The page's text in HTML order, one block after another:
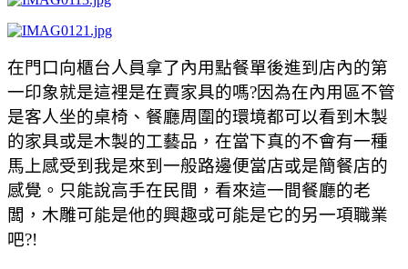
在門口向櫃台人員拿了內用點餐單後進到店內的第
一印象就是這裡是在賣家具的嗎?因為在內用區不管
是客人坐的桌椅、餐廳周圍的環境都可以看到木製
的家具或是木製的工藝品，在當下真的不會有一種
馬上感受到我是來到一般路邊便當店或是簡餐店的
感覺。只能說高手在民間，看來這一間餐廳的老
闆，木雕可能是他的興趣或可能是它的另一項職業
吧?!